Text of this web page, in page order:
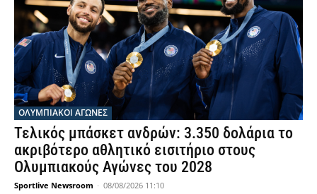
ΟΛΥΜΠΙΑΚΟΊ ΑΓΏΝΕΣ
Τελικός μπάσκετ ανδρών: 3.350 δολάρια το
ακριβότερο αθλητικό εισιτήριο στους
Ολυμπιακούς Αγώνες του 2028
Sportlive Newsroom - 08/08/2026 11:10